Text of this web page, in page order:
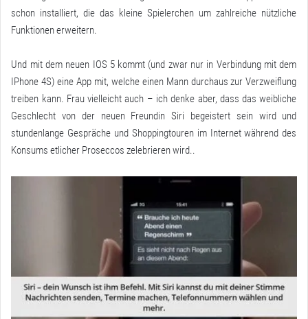
schon installiert, die das kleine Spielerchen um zahlreiche nützliche
Funktionen erweitern.
Und mit dem neuen IOS 5 kommt (und zwar nur in Verbindung mit dem
IPhone 4S) eine App mit, welche einen Mann durchaus zur Verzweiflung
treiben kann. Frau vielleicht auch – ich denke aber, dass das weibliche
Geschlecht von der neuen Freundin Siri begeistert sein wird und
stundenlange Gespräche und Shoppingtouren im Internet während des
Konsums etlicher Proseccos zelebrieren wird..